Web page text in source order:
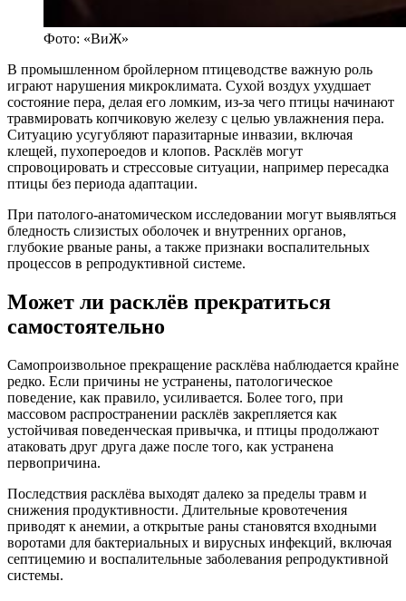
Фото: «ВиЖ»
В промышленном бройлерном птицеводстве важную роль
играют нарушения микроклимата. Сухой воздух ухудшает
состояние пера, делая его ломким, из-за чего птицы начинают
травмировать копчиковую железу с целью увлажнения пера.
Ситуацию усугубляют паразитарные инвазии, включая
клещей, пухопероедов и клопов. Расклёв могут
спровоцировать и стрессовые ситуации, например пересадка
птицы без периода адаптации.
При патолого-анатомическом исследовании могут выявляться
бледность слизистых оболочек и внутренних органов,
глубокие рваные раны, а также признаки воспалительных
процессов в репродуктивной системе.
Может ли расклёв прекратиться
самостоятельно
Самопроизвольное прекращение расклёва наблюдается крайне
редко. Если причины не устранены, патологическое
поведение, как правило, усиливается. Более того, при
массовом распространении расклёв закрепляется как
устойчивая поведенческая привычка, и птицы продолжают
атаковать друг друга даже после того, как устранена
первопричина.
Последствия расклёва выходят далеко за пределы травм и
снижения продуктивности. Длительные кровотечения
приводят к анемии, а открытые раны становятся входными
воротами для бактериальных и вирусных инфекций, включая
септицемию и воспалительные заболевания репродуктивной
системы.